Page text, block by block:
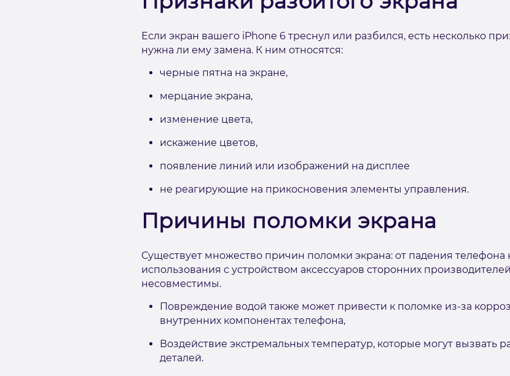
Если экран вашего iPhone 6 треснул или разбился, есть несколько
нужна ли ему замена. К ним относятся:
черные пятна на экране,
мерцание экрана,
изменение цвета,
искажение цветов,
появление линий или изображений на дисплее
не реагирующие на прикосновения элементы управления.
Причины поломки экрана
Существует множество причин поломки экрана: от падения телефона
использования с устройством аксессуаров сторонних
несовместимы.
Повреждение водой также может привести к поломке из-за
внутренних компонентах телефона,
Воздействие экстремальных температур, которые могут вызвать
деталей.